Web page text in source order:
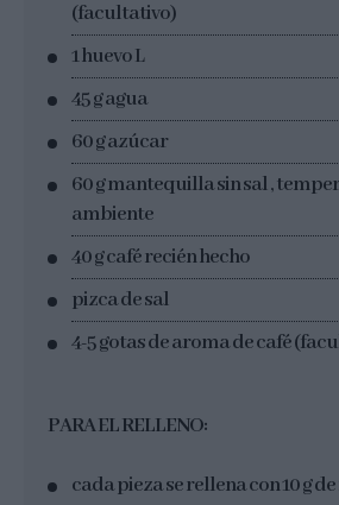
(facultativo)
1 huevo L
45 g agua
60 g azúcar
60 g mantequilla sin sal ,
ambiente
40 g café recién hecho
pizca de sal
4-5 gotas de aroma de café
PARA EL RELLENO:
cada pieza se rellena con 10 g